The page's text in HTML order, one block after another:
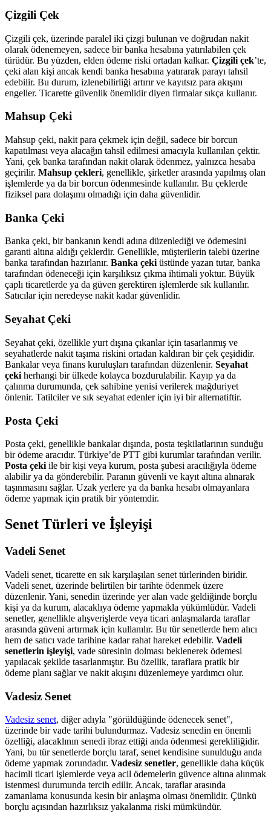
Çizgili Çek
Çizgili çek, üzerinde paralel iki çizgi bulunan ve doğrudan nakit
olarak ödenemeyen, sadece bir banka hesabına yatırılabilen çek
türüdür. Bu yüzden, elden ödeme riski ortadan kalkar. Çizgili çek’te,
çeki alan kişi ancak kendi banka hesabına yatırarak parayı tahsil
edebilir. Bu durum, izlenebilirliği artırır ve kayıtsız para akışını
engeller. Ticarette güvenlik önemlidir diyen firmalar sıkça kullanır.
Mahsup Çeki
Mahsup çeki, nakit para çekmek için değil, sadece bir borcun
kapatılması veya alacağın tahsil edilmesi amacıyla kullanılan çektir.
Yani, çek banka tarafından nakit olarak ödenmez, yalnızca hesaba
geçirilir. Mahsup çekleri, genellikle, şirketler arasında yapılmış olan
işlemlerde ya da bir borcun ödenmesinde kullanılır. Bu çeklerde
fiziksel para dolaşımı olmadığı için daha güvenlidir.
Banka Çeki
Banka çeki, bir bankanın kendi adına düzenlediği ve ödemesini
garanti altına aldığı çeklerdir. Genellikle, müşterilerin talebi üzerine
banka tarafından hazırlanır. Banka çekiüstünde yazan tutar, banka
tarafından ödeneceği için karşılıksız çıkma ihtimali yoktur. Büyük
çaplı ticaretlerde ya da güven gerektiren işlemlerde sık kullanılır.
Satıcılar için neredeyse nakit kadar güvenlidir.
Seyahat Çeki
Seyahat çeki, özellikle yurt dışına çıkanlar için tasarlanmış ve
seyahatlerde nakit taşıma riskini ortadan kaldıran bir çek çeşididir.
Bankalar veya finans kuruluşları tarafından düzenlenir. Seyahat
çeki herhangi bir ülkede kolayca bozdurulabilir. Kayıp ya da
çalınma durumunda, çek sahibine yenisi verilerek mağduriyet
önlenir. Tatilciler ve sık seyahat edenler için iyi bir alternatiftir.
Posta Çeki
Posta çeki, genellikle bankalar dışında, posta teşkilatlarının sunduğu
bir ödeme aracıdır. Türkiye’de PTT gibi kurumlar tarafından verilir.
Posta çeki ile bir kişi veya kurum, posta şubesi aracılığıyla ödeme
alabilir ya da gönderebilir. Paranın güvenli ve kayıt altına alınarak
taşınmasını sağlar. Uzak yerlere ya da banka hesabı olmayanlara
ödeme yapmak için pratik bir yöntemdir.
Senet Türleri ve İşleyişi
Vadeli Senet
Vadeli senet, ticarette en sık karşılaşılan senet türlerinden biridir.
Vadeli senet, üzerinde belirtilen bir tarihte ödenmek üzere
düzenlenir. Yani, senedin üzerinde yer alan vade geldiğinde borçlu
kişi ya da kurum, alacaklıya ödeme yapmakla yükümlüdür. Vadeli
senetler, genellikle alışverişlerde veya ticari anlaşmalarda taraflar
arasında güveni artırmak için kullanılır. Bu tür senetlerde hem alıcı
hem de satıcı vade tarihine kadar rahat hareket edebilir. Vadeli
senetlerin işleyişi, vade süresinin dolması beklenerek ödemesi
yapılacak şekilde tasarlanmıştır. Bu özellik, taraflara pratik bir
ödeme planı sağlar ve nakit akışını düzenlemeye yardımcı olur.
Vadesiz Senet
Vadesiz senet, diğer adıyla "görüldüğünde ödenecek senet",
üzerinde bir vade tarihi bulundurmaz. Vadesiz senedin en önemli
özelliği, alacaklının senedi ibraz ettiği anda ödenmesi gerekliliğidir.
Yani, bu tür senetlerde borçlu taraf, senet kendisine sunulduğu anda
ödeme yapmak zorundadır. Vadesiz senetler, genellikle daha küçük
hacimli ticari işlemlerde veya acil ödemelerin güvence altına alınmak
istenmesi durumunda tercih edilir. Ancak, taraflar arasında
zamanlama konusunda kesin bir anlaşma olması önemlidir. Çünkü
borçlu açısından hazırlıksız yakalanma riski mümkündür.